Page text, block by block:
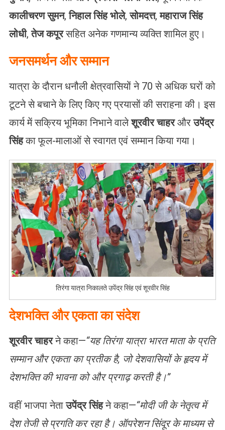
कालीचरण सुमन,निहाल सिंह भोले,सोमदत्त,महाराज सिंह
लोधी,तेज कपूरसहित अनेक गणमान्य व्यक्ति शामिल हुए।
जनसमर्थन और सम्मान
यात्रा के दौरान धनौली क्षेत्रवासियों ने 70 से अधिक घरों को
टूटने से बचाने के लिए किए गए प्रयासों की सराहना की। इस
कार्य में सक्रिय भूमिका निभाने वालेशूरवीर चाहरऔरउपेंद्र
सिंहका फूल-मालाओं से स्वागत एवं सम्मान किया गया।
तिरंगा यात्रा निकालते उपेंद्र सिंह एवं शूरवीर सिंह
देशभक्ति और एकता का संदेश
शूरवीर चाहरने कहा—“यह तिरंगा यात्रा भारत माता के प्रति
सम्मान और एकता का प्रतीक है, जो देशवासियों के हृदय में
देशभक्ति की भावना को और प्रगाढ़ करती है।”
वहीं भाजपा नेताउपेंद्र सिंहने कहा—“मोदी जी के नेतृत्व में
देश तेजी से प्रगति कर रहा है। ऑपरेशन सिंदूर के माध्यम से